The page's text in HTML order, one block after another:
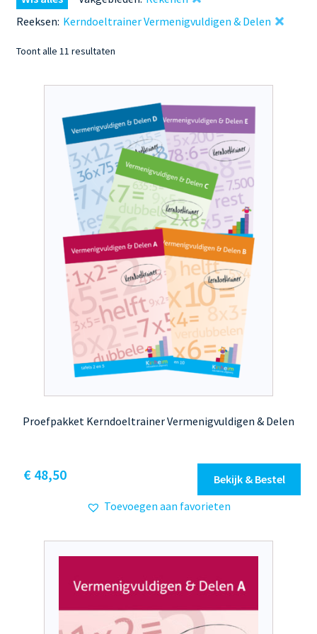
Reeksen: Kerndoeltrainer Vermenigvuldigen & Delen
Toont alle 11 resultatenGesorteerd
Proefpakket Kerndoeltrainer Vermenigvuldigen & Delen
€48,50
Bekijk & Bestel
Toevoegen aan favorieten